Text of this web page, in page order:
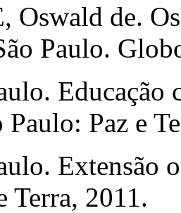
de.
Paulo.
Educação
Paulo: Paz e
Extensão
Terra, 2011.